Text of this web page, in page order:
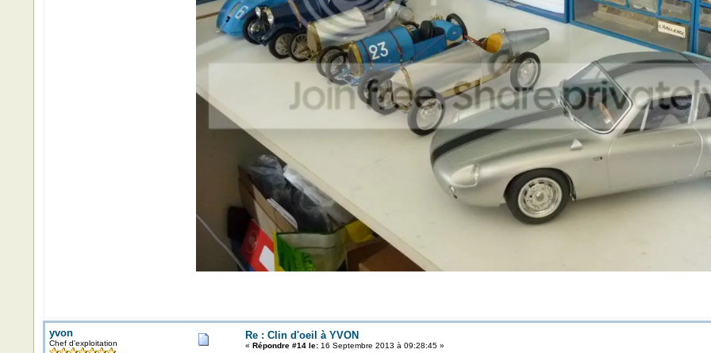
yvon
Chef d'exploitation
Re : Clin d'oeil à YVON
« Répondre #14 le:16 Septembre 2013 à 09:28:45 »